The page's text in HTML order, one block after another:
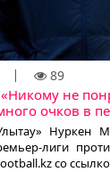
89
не
очков в
Нуркен
лиги
со